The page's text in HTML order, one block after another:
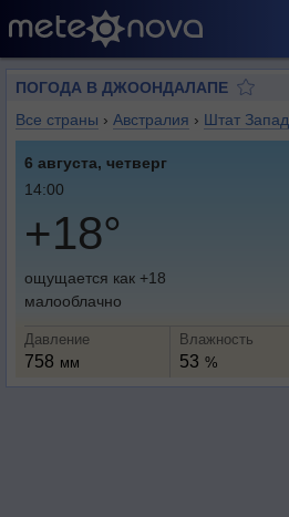
ПОГОДА В ДЖООНДАЛАПЕ
Все страны › Австралия › Штат
6 августа, четверг
14:00
+18°
ощущается как +18
малооблачно
Давление
758 мм
Влажность
53 %